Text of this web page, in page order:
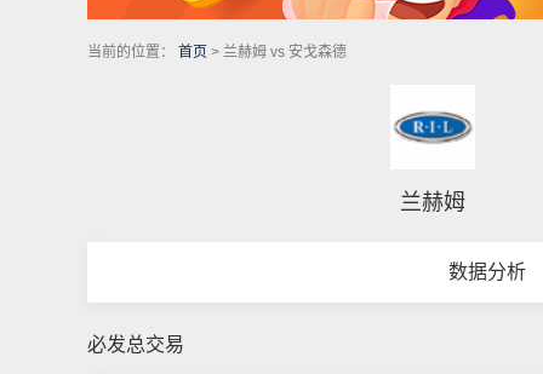
当前的位置： 首页 > 兰赫姆 vs 安戈森德
兰赫姆
数据分析
必发总交易